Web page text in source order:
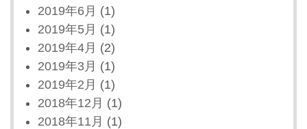
2019年6月 (1)
2019年5月 (1)
2019年4月 (2)
2019年3月 (1)
2019年2月 (1)
2018年12月 (1)
2018年11月 (1)